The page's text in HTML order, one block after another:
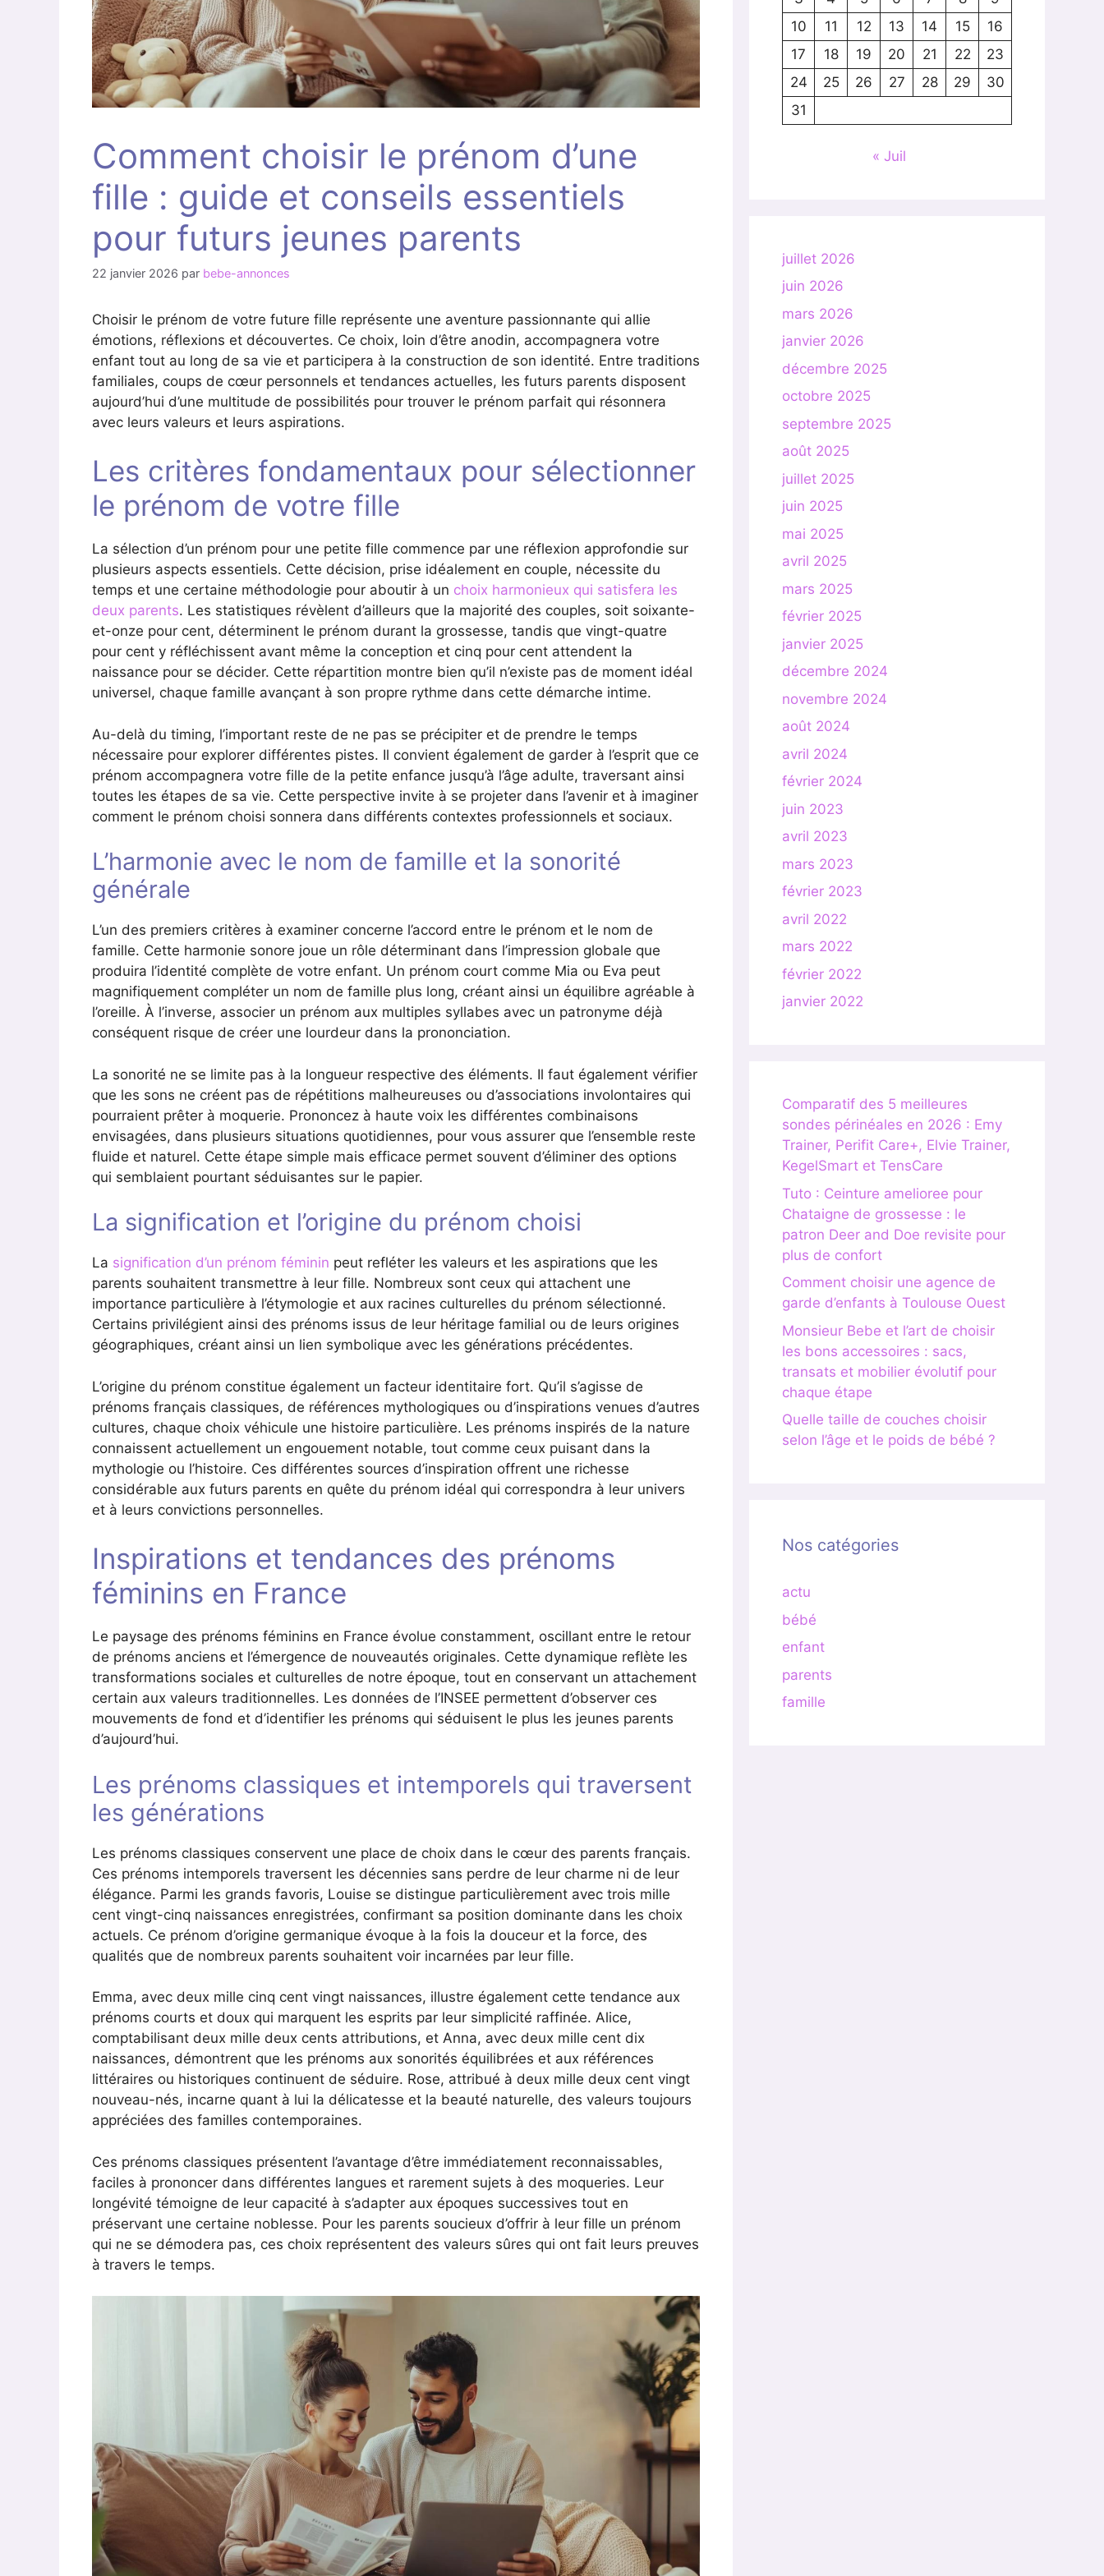
Comment choisir le prénom d’une
fille : guide et conseils essentiels
pour futurs jeunes parents
22 janvier 2026 par bebe-annonces
Choisir le prénom de votre future fille représente une aventure passionnante qui allie
émotions, réflexions et découvertes. Ce choix, loin d’être anodin, accompagnera votre
enfant tout au long de sa vie et participera à la construction de son identité. Entre traditions
familiales, coups de cœur personnels et tendances actuelles, les futurs parents disposent
aujourd’hui d’une multitude de possibilités pour trouver le prénom parfait qui résonnera
avec leurs valeurs et leurs aspirations.
Les critères fondamentaux pour sélectionner
le prénom de votre fille
La sélection d’un prénom pour une petite fille commence par une réflexion approfondie sur
plusieurs aspects essentiels. Cette décision, prise idéalement en couple, nécessite du
temps et une certaine méthodologie pour aboutir à un choix harmonieux qui satisfera les
deux parents. Les statistiques révèlent d’ailleurs que la majorité des couples, soit soixante-
et-onze pour cent, déterminent le prénom durant la grossesse, tandis que vingt-quatre
pour cent y réfléchissent avant même la conception et cinq pour cent attendent la
naissance pour se décider. Cette répartition montre bien qu’il n’existe pas de moment idéal
universel, chaque famille avançant à son propre rythme dans cette démarche intime.
Au-delà du timing, l’important reste de ne pas se précipiter et de prendre le temps
nécessaire pour explorer différentes pistes. Il convient également de garder à l’esprit que ce
prénom accompagnera votre fille de la petite enfance jusqu’à l’âge adulte, traversant ainsi
toutes les étapes de sa vie. Cette perspective invite à se projeter dans l’avenir et à imaginer
comment le prénom choisi sonnera dans différents contextes professionnels et sociaux.
L’harmonie avec le nom de famille et la sonorité
générale
L’un des premiers critères à examiner concerne l’accord entre le prénom et le nom de
famille. Cette harmonie sonore joue un rôle déterminant dans l’impression globale que
produira l’identité complète de votre enfant. Un prénom court comme Mia ou Eva peut
magnifiquement compléter un nom de famille plus long, créant ainsi un équilibre agréable à
l’oreille. À l’inverse, associer un prénom aux multiples syllabes avec un patronyme déjà
conséquent risque de créer une lourdeur dans la prononciation.
La sonorité ne se limite pas à la longueur respective des éléments. Il faut également vérifier
que les sons ne créent pas de répétitions malheureuses ou d’associations involontaires qui
pourraient prêter à moquerie. Prononcez à haute voix les différentes combinaisons
envisagées, dans plusieurs situations quotidiennes, pour vous assurer que l’ensemble reste
fluide et naturel. Cette étape simple mais efficace permet souvent d’éliminer des options
qui semblaient pourtant séduisantes sur le papier.
La signification et l’origine du prénom choisi
La signification d’un prénom féminin peut refléter les valeurs et les aspirations que les
parents souhaitent transmettre à leur fille. Nombreux sont ceux qui attachent une
importance particulière à l’étymologie et aux racines culturelles du prénom sélectionné.
Certains privilégient ainsi des prénoms issus de leur héritage familial ou de leurs origines
géographiques, créant ainsi un lien symbolique avec les générations précédentes.
L’origine du prénom constitue également un facteur identitaire fort. Qu’il s’agisse de
prénoms français classiques, de références mythologiques ou d’inspirations venues d’autres
cultures, chaque choix véhicule une histoire particulière. Les prénoms inspirés de la nature
connaissent actuellement un engouement notable, tout comme ceux puisant dans la
mythologie ou l’histoire. Ces différentes sources d’inspiration offrent une richesse
considérable aux futurs parents en quête du prénom idéal qui correspondra à leur univers
et à leurs convictions personnelles.
Inspirations et tendances des prénoms
féminins en France
Le paysage des prénoms féminins en France évolue constamment, oscillant entre le retour
de prénoms anciens et l’émergence de nouveautés originales. Cette dynamique reflète les
transformations sociales et culturelles de notre époque, tout en conservant un attachement
certain aux valeurs traditionnelles. Les données de l’INSEE permettent d’observer ces
mouvements de fond et d’identifier les prénoms qui séduisent le plus les jeunes parents
d’aujourd’hui.
Les prénoms classiques et intemporels qui traversent
les générations
Les prénoms classiques conservent une place de choix dans le cœur des parents français.
Ces prénoms intemporels traversent les décennies sans perdre de leur charme ni de leur
élégance. Parmi les grands favoris, Louise se distingue particulièrement avec trois mille
cent vingt-cinq naissances enregistrées, confirmant sa position dominante dans les choix
actuels. Ce prénom d’origine germanique évoque à la fois la douceur et la force, des
qualités que de nombreux parents souhaitent voir incarnées par leur fille.
Emma, avec deux mille cinq cent vingt naissances, illustre également cette tendance aux
prénoms courts et doux qui marquent les esprits par leur simplicité raffinée. Alice,
comptabilisant deux mille deux cents attributions, et Anna, avec deux mille cent dix
naissances, démontrent que les prénoms aux sonorités équilibrées et aux références
littéraires ou historiques continuent de séduire. Rose, attribué à deux mille deux cent vingt
nouveau-nés, incarne quant à lui la délicatesse et la beauté naturelle, des valeurs toujours
appréciées des familles contemporaines.
Ces prénoms classiques présentent l’avantage d’être immédiatement reconnaissables,
faciles à prononcer dans différentes langues et rarement sujets à des moqueries. Leur
longévité témoigne de leur capacité à s’adapter aux époques successives tout en
préservant une certaine noblesse. Pour les parents soucieux d’offrir à leur fille un prénom
qui ne se démodera pas, ces choix représentent des valeurs sûres qui ont fait leurs preuves
à travers le temps.
10
11 12 13 14 15
16
17
18 19 20 21 22
23
24
25 26 27 28 29
30
31
« Juil
juillet 2026
juin 2026
mars 2026
janvier 2026
décembre 2025
octobre 2025
septembre 2025
août 2025
juillet 2025
juin 2025
mai 2025
avril 2025
mars 2025
février 2025
janvier 2025
décembre 2024
novembre 2024
août 2024
avril 2024
février 2024
juin 2023
avril 2023
mars 2023
février 2023
avril 2022
mars 2022
février 2022
janvier 2022
Comparatif des 5 meilleures
sondes périnéales en 2026 : Emy
Trainer, Perifit Care+, Elvie Trainer,
KegelSmart et TensCare
Tuto : Ceinture amelioree pour
Chataigne de grossesse : le
patron Deer and Doe revisite pour
plus de confort
Comment choisir une agence de
garde d’enfants à Toulouse Ouest
Monsieur Bebe et l’art de choisir
les bons accessoires : sacs,
transats et mobilier évolutif pour
chaque étape
Quelle taille de couches choisir
selon l’âge et le poids de bébé ?
Nos catégories
actu
bébé
enfant
parents
famille